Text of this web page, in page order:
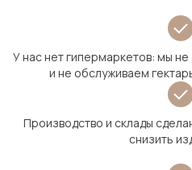
У нас нет гипермаркетов: мы
и не обслуживаем
Производство и склады
снизить